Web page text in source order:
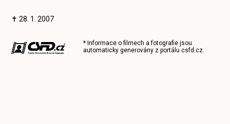
✝ 28. 1. 2007
* Informace o filmech a fotografie jsou
automaticky generovány z portálucsfd.cz.